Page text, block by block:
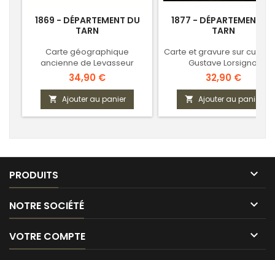
1869 - DÉPARTEMENT DU
TARN
Carte géographique
ancienne de Levasseur
Prix
34,90 €
 Ajouter au panier
1877 - DÉPARTEMENT
TARN
Carte et gravure sur cuivre
Gustave Lorsignol
Prix
32,90 €
 Ajouter au panier
PRODUITS 
NOTRE SOCIÉTÉ 
VOTRE COMPTE 